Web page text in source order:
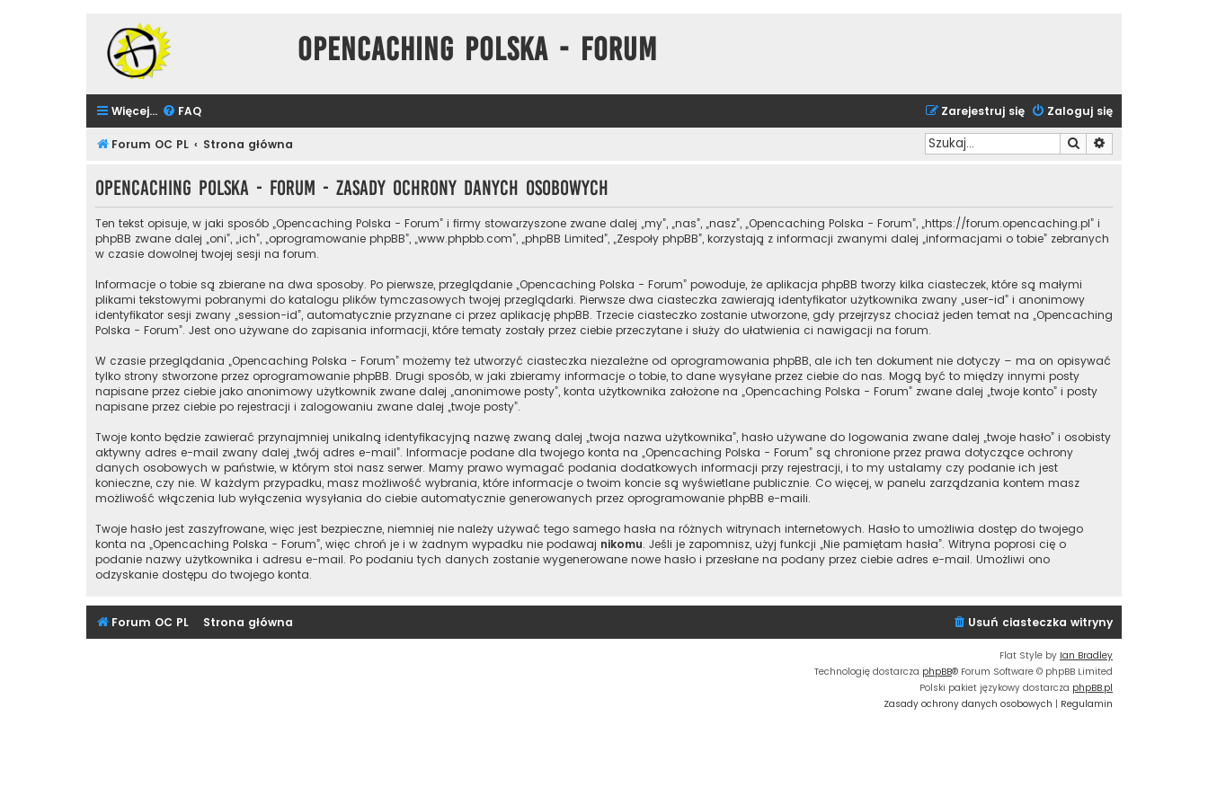
Opencaching Polska - Forum
Więcej… FAQ Zaloguj się
Zarejestruj się
Forum OC PL Strona główna Szukaj
Opencaching Polska - Forum - Zasady ochrony danych osobowych
Ten tekst opisuje, w jaki sposób „Opencaching Polska - Forum” i firmy stowarzyszone zwane dalej „my”, „nas”, „nasz”, „Opencaching Polska - Forum”, „https://forum.opencaching.pl” i
phpBB zwane dalej „oni”, „ich”, „oprogramowanie phpBB”, „www.phpbb.com”, „phpBB Limited”, „Zespoły phpBB”, korzystają z informacji zwanymi dalej „informacjami o tobie” zebranych
w czasie dowolnej twojej sesji na forum.
Informacje o tobie są zbierane na dwa sposoby. Po pierwsze, przeglądanie „Opencaching Polska - Forum” powoduje, że aplikacja phpBB tworzy kilka ciasteczek, które są małymi
plikami tekstowymi pobranymi do katalogu plików tymczasowych twojej przeglądarki. Pierwsze dwa ciasteczka zawierają identyfikator użytkownika zwany „user-id” i anonimowy
identyfikator sesji zwany „session-id”, automatycznie przyznane ci przez aplikację phpBB. Trzecie ciasteczko zostanie utworzone, gdy przejrzysz chociaż jeden temat na „Opencaching
Polska - Forum”. Jest ono używane do zapisania informacji, które tematy zostały przez ciebie przeczytane i służy do ułatwienia ci nawigacji na forum.
W czasie przeglądania „Opencaching Polska - Forum” możemy też utworzyć ciasteczka niezależne od oprogramowania phpBB, ale ich ten dokument nie dotyczy – ma on opisywać
tylko strony stworzone przez oprogramowanie phpBB. Drugi sposób, w jaki zbieramy informacje o tobie, to dane wysyłane przez ciebie do nas. Mogą być to między innymi posty
napisane przez ciebie jako anonimowy użytkownik zwane dalej „anonimowe posty”, konta użytkownika założone na „Opencaching Polska - Forum” zwane dalej „twoje konto” i posty
napisane przez ciebie po rejestracji i zalogowaniu zwane dalej „twoje posty”.
Twoje konto będzie zawierać przynajmniej unikalną identyfikacyjną nazwę zwaną dalej „twoja nazwa użytkownika”, hasło używane do logowania zwane dalej „twoje hasło” i osobisty
aktywny adres e-mail zwany dalej „twój adres e-mail”. Informacje podane dla twojego konta na „Opencaching Polska - Forum” są chronione przez prawa dotyczące ochrony
danych osobowych w państwie, w którym stoi nasz serwer. Mamy prawo wymagać podania dodatkowych informacji przy rejestracji, i to my ustalamy czy podanie ich jest
konieczne, czy nie. W każdym przypadku, masz możliwość wybrania, które informacje o twoim koncie są wyświetlane publicznie. Co więcej, w panelu zarządzania kontem masz
możliwość włączenia lub wyłączenia wysyłania do ciebie automatycznie generowanych przez oprogramowanie phpBB e-maili.
Twoje hasło jest zaszyfrowane, więc jest bezpieczne, niemniej nie należy używać tego samego hasła na różnych witrynach internetowych. Hasło to umożliwia dostęp do twojego
konta na „Opencaching Polska - Forum”, więc chroń je i w żadnym wypadku nie podawaj nikomu. Jeśli je zapomnisz, użyj funkcji „Nie pamiętam hasła”. Witryna poprosi cię o
podanie nazwy użytkownika i adresu e-mail. Po podaniu tych danych zostanie wygenerowane nowe hasło i przesłane na podany przez ciebie adres e-mail. Umożliwi ono
odzyskanie dostępu do twojego konta.
Forum OC PL Strona główna Usuń ciasteczka witryny
Flat Style by Ian Bradley
Technologię dostarcza phpBB® Forum Software © phpBB Limited
Polski pakiet językowy dostarcza phpBB.pl
Zasady ochrony danych osobowych | Regulamin